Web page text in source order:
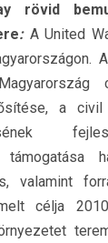
rövid
:A United
a
támogatása
valamint
célja